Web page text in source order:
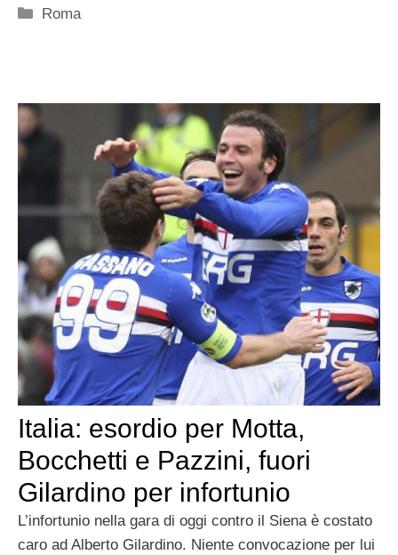
Categorie
Roma
Italia: esordio per Motta,
Bocchetti e Pazzini, fuori
Gilardino per infortunio
L’infortunio nella gara di oggi contro il Siena è costato
caro ad Alberto Gilardino. Niente convocazione per lui